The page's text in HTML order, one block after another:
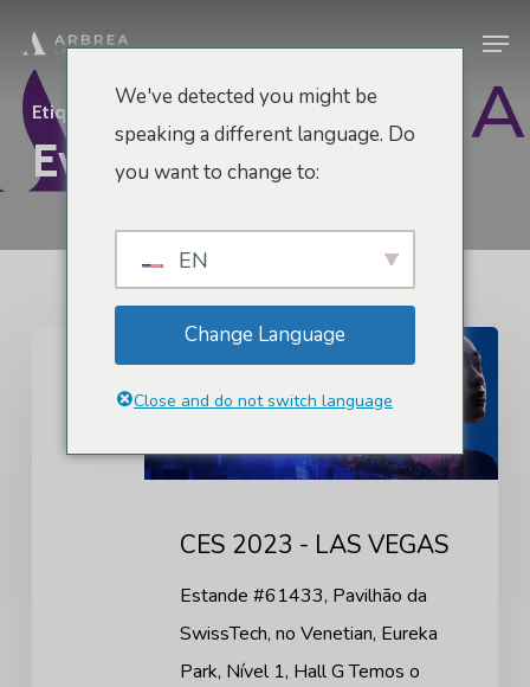
para
conteúdo
principal
Etiqueta
Evento Tecnológico
LAS
CES 2023 - LAS VEGAS
Estande #61433, Pavilhão da
SwissTech, no Venetian, Eureka
Park, Nível 1, Hall G Temos o
We've detected you might be
speaking a different language. Do
you want to change to:
EN
Change Language
Close and do not switch language